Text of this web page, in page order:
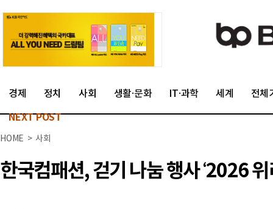
경제 정치 사회 생활·문화 IT·과학 세계 전체
NEXT POST
HOME > 사회
한국컴패션, 걷기 나눔 행사 ‘2026 위